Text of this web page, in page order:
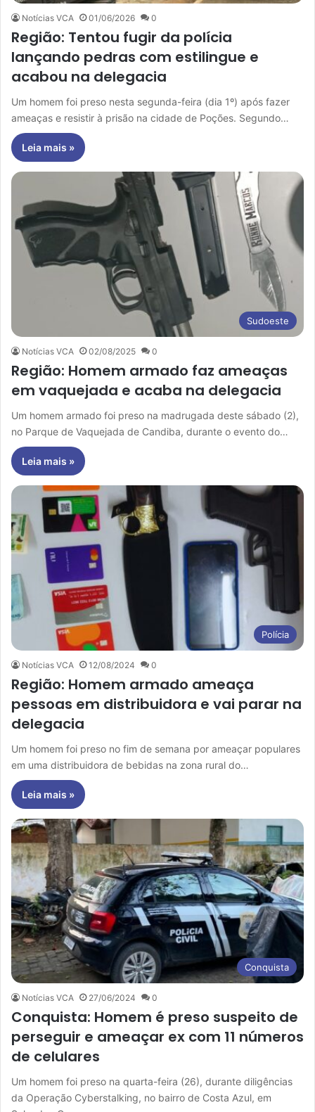
Notícias VCA 01/06/2026 0
Região: Tentou fugir da polícia
lançando pedras com estilingue e
acabou na delegacia
Um homem foi preso nesta segunda-feira (dia 1º) após fazer
ameaças e resistir à prisão na cidade de Poções. Segundo…
Leia mais »
Sudoeste
Notícias VCA 02/08/2025 0
Região: Homem armado faz ameaças
em vaquejada e acaba na delegacia
Um homem armado foi preso na madrugada deste sábado (2),
no Parque de Vaquejada de Candiba, durante o evento do…
Leia mais »
Polícia
Notícias VCA 12/08/2024 0
Região: Homem armado ameaça
pessoas em distribuidora e vai parar na
delegacia
Um homem foi preso no fim de semana por ameaçar populares
em uma distribuidora de bebidas na zona rural do…
Leia mais »
Conquista
Notícias VCA 27/06/2024 0
Conquista: Homem é preso suspeito de
perseguir e ameaçar ex com 11 números
de celulares
Um homem foi preso na quarta-feira (26), durante diligências
da Operação Cyberstalking, no bairro de Costa Azul, em